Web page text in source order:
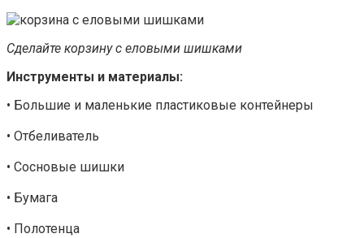
Сделайте корзину с еловыми шишками
Инструменты и материалы:
• Большие и маленькие пластиковые контейнеры
• Отбеливатель
• Сосновые шишки
• Бумага
• Полотенца